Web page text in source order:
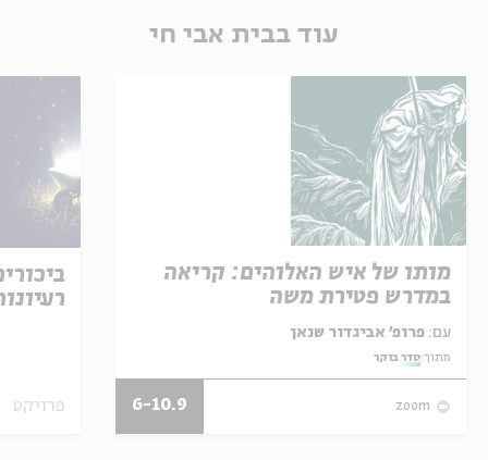
עוד בבית אבי חי
מותו של איש האלוהים: קריאה
במדרש פטירת משה
עם:
מתוך:סדר בוקר
zoom
6-10.9 פרויקט